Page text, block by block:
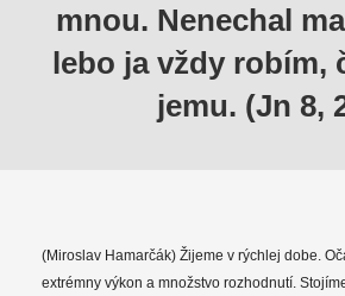
mnou. Nenechal
lebo ja vždy robím,
jemu. (Jn 8,
(Miroslav Hamarčák) Žijeme v rýchlej dobe.
extrémny výkon a množstvo rozhodnutí.